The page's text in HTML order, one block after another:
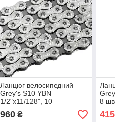
Ланцюг велосипедний
Grey's S10 YBN
1/2"х11/128", 10
швидкостей, 116 ланок,
Silver/Grey із замком
960₴
8
NP
415